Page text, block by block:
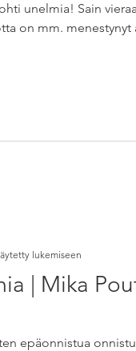
unelmia! Sain
on mm. menestynyt
| Mika
epäonnistua
lukemiseen